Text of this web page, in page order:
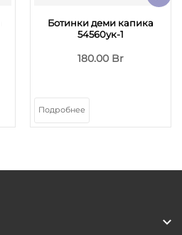
Ботинки деми капика
54560ук-1
180.00 Br
Подробнее